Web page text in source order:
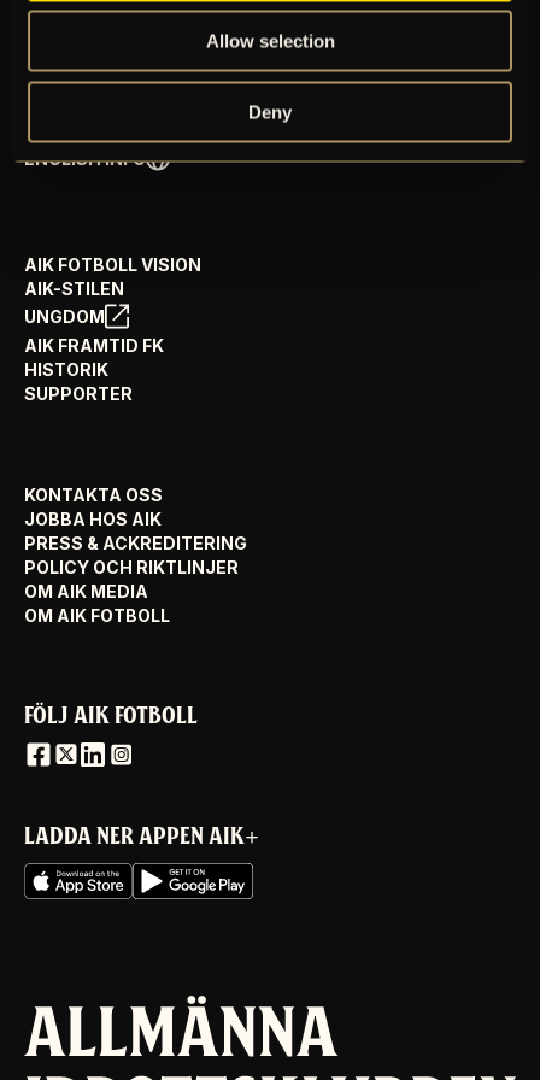
Allow selection
Deny
SPELSCHEMA
ENGLISH INFO
AIK FOTBOLL VISION
AIK-STILEN
UNGDOM
AIK FRAMTID FK
HISTORIK
SUPPORTER
KONTAKTA OSS
JOBBA HOS AIK
PRESS & ACKREDITERING
POLICY OCH RIKTLINJER
OM AIK MEDIA
OM AIK FOTBOLL
FÖLJ AIK FOTBOLL
LADDA NER APPEN AIK+